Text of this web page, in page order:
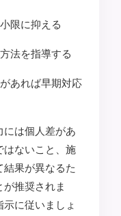
限に抑える
法を指導する
あれば早期対応
は個人差があ
はないこと、施
果が異なるた
推奨されま
に従いましょ